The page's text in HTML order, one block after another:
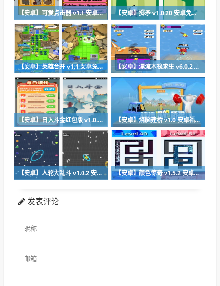
【安卓】可爱点击器 v1.1 安卓最新版下载 【安卓】掷矛 v1.0.20 安卓免费在线玩
【安卓】英雄合并 v1.1 安卓免费版下载 【安卓】漂流木筏求生 v6.0.2 安卓福利版下载
【安卓】日入斗金红包版 v1.0.0 安卓免费下载 【安卓】烧脑建桥 v1.0 安卓福利版下载
【安卓】人轮大乱斗 v1.0.2 安卓福利版免费下载 【安卓】颜色惊奇 v1.5.2 安卓福利版下载
发表评论